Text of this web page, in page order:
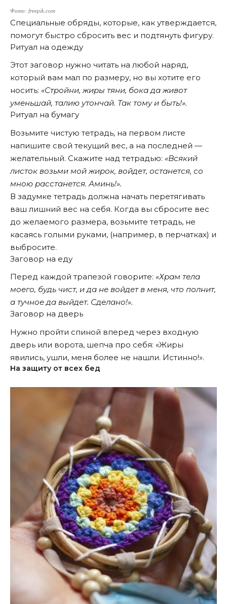
Фото: freepik.com
Специальные обряды, которые, как утверждается,
помогут быстро сбросить вес и подтянуть фигуру.
Ритуал на одежду
Этот заговор нужно читать на любой наряд,
который вам мал по размеру, но вы хотите его
носить: «Стройни, жиры тяни, бока да живот
уменьшай, талию утончай. Так тому и быть!».
Ритуал на бумагу
Возьмите чистую тетрадь, на первом листе
напишите свой текущий вес, а на последней —
желательный. Скажите над тетрадью: «Всякий
листок возьми мой жирок, войдет, останется, со
мною расстанется. Аминь!».
В задумке тетрадь должна начать перетягивать
ваш лишний вес на себя. Когда вы сбросите вес
до желаемого размера, возьмите тетрадь, не
касаясь голыми руками, (например, в перчатках) и
выбросите.
Заговор на еду
Перед каждой трапезой говорите: «Храм тела
моего, будь чист, и да не войдет в меня, что полнит,
а тучное да выйдет. Сделано!».
Заговор на дверь
Нужно пройти спиной вперед через входную
дверь или ворота, шепча про себя: «Жиры
явились, ушли, меня более не нашли. Истинно!».
На защиту от всех бед